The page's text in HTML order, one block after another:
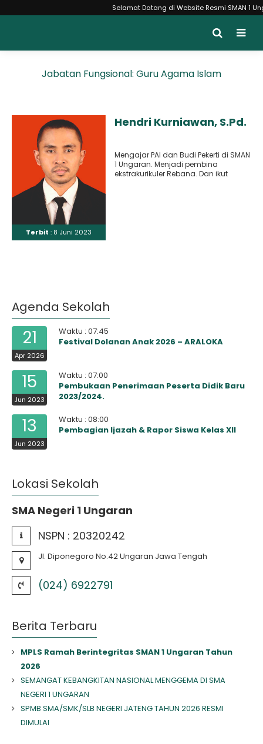
Selamat Datang di Website Resmi SMAN 1
Jabatan Fungsional: Guru Agama Islam
Terbit : 8 Juni 2023
Hendri Kurniawan, S.Pd.
Mengajar PAI dan Budi Pekerti di SMAN
1 Ungaran. Menjadi pembina
ekstrakurikuler Rebana. Dan ikut
Agenda Sekolah
21
Apr 2026
Waktu : 07:45
Festival Dolanan Anak 2026 – ARALOKA
15
Jun 2023
Waktu : 07:00
Pembukaan Penerimaan Peserta Didik Baru
2023/2024.
13
Jun 2023
Waktu : 08:00
Pembagian Ijazah & Rapor Siswa Kelas XII
Lokasi Sekolah
SMA Negeri 1 Ungaran
NSPN : 20320242
Jl. Diponegoro No.42 Ungaran Jawa Tengah
(024) 6922791
Berita Terbaru
MPLS Ramah Berintegritas SMAN 1 Ungaran Tahun
2026
SEMANGAT KEBANGKITAN NASIONAL MENGGEMA DI SMA
NEGERI 1 UNGARAN
SPMB SMA/SMK/SLB NEGERI JATENG TAHUN 2026 RESMI
DIMULAI